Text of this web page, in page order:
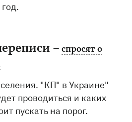
–спросят о
"КП" в Украине"
проводиться и каких
пускать на порог.